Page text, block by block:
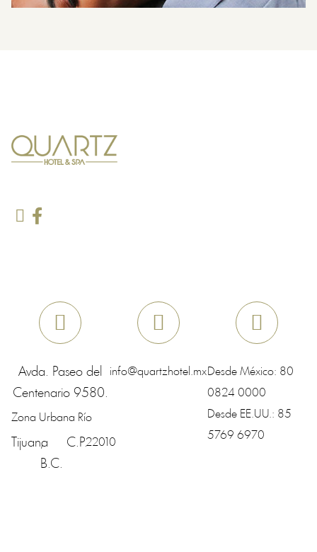
Avda. Paseo del
Centenario 9580.
Zona Urbana Río
Tijuana
,
B.C.
C.P.22010
info@quartzhotel.mxDesde México: 80
0824 0000
Desde EE.UU.: 85
5769 6970